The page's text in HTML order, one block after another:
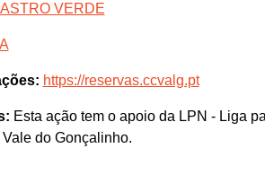
VERDE
https://reservas.ccvalg.pt
Esta ação tem o apoio da LPN - Liga
do Gonçalinho.